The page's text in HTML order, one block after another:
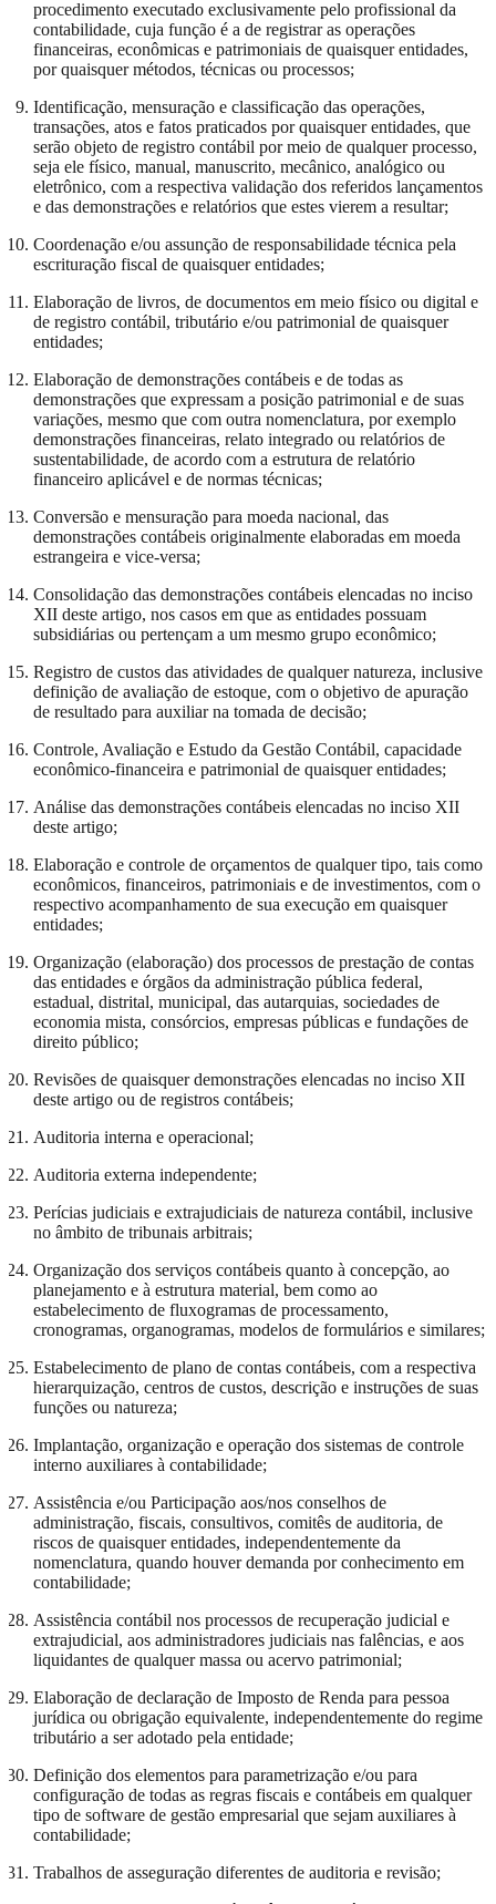
procedimento executado exclusivamente pelo profissional da
contabilidade, cuja função é a de registrar as operações
financeiras, econômicas e patrimoniais de quaisquer entidades,
por quaisquer métodos, técnicas ou processos;
Identificação, mensuração e classificação das operações,
transações, atos e fatos praticados por quaisquer entidades, que
serão objeto de registro contábil por meio de qualquer processo,
seja ele físico, manual, manuscrito, mecânico, analógico ou
eletrônico, com a respectiva validação dos referidos lançamentos
e das demonstrações e relatórios que estes vierem a resultar;
Coordenação e/ou assunção de responsabilidade técnica pela
escrituração fiscal de quaisquer entidades;
Elaboração de livros, de documentos em meio físico ou digital e
de registro contábil, tributário e/ou patrimonial de quaisquer
entidades;
Elaboração de demonstrações contábeis e de todas as
demonstrações que expressam a posição patrimonial e de suas
variações, mesmo que com outra nomenclatura, por exemplo
demonstrações financeiras, relato integrado ou relatórios de
sustentabilidade, de acordo com a estrutura de relatório
financeiro aplicável e de normas técnicas;
Conversão e mensuração para moeda nacional, das
demonstrações contábeis originalmente elaboradas em moeda
estrangeira e vice-versa;
Consolidação das demonstrações contábeis elencadas no inciso
XII deste artigo, nos casos em que as entidades possuam
subsidiárias ou pertençam a um mesmo grupo econômico;
Registro de custos das atividades de qualquer natureza, inclusive
definição de avaliação de estoque, com o objetivo de apuração
de resultado para auxiliar na tomada de decisão;
Controle, Avaliação e Estudo da Gestão Contábil, capacidade
econômico-financeira e patrimonial de quaisquer entidades;
Análise das demonstrações contábeis elencadas no inciso XII
deste artigo;
Elaboração e controle de orçamentos de qualquer tipo, tais como
econômicos, financeiros, patrimoniais e de investimentos, com o
respectivo acompanhamento de sua execução em quaisquer
entidades;
Organização (elaboração) dos processos de prestação de contas
das entidades e órgãos da administração pública federal,
estadual, distrital, municipal, das autarquias, sociedades de
economia mista, consórcios, empresas públicas e fundações de
direito público;
Revisões de quaisquer demonstrações elencadas no inciso XII
deste artigo ou de registros contábeis;
Auditoria interna e operacional;
Auditoria externa independente;
Perícias judiciais e extrajudiciais de natureza contábil, inclusive
no âmbito de tribunais arbitrais;
Organização dos serviços contábeis quanto à concepção, ao
planejamento e à estrutura material, bem como ao
estabelecimento de fluxogramas de processamento,
cronogramas, organogramas, modelos de formulários e similares;
Estabelecimento de plano de contas contábeis, com a respectiva
hierarquização, centros de custos, descrição e instruções de suas
funções ou natureza;
Implantação, organização e operação dos sistemas de controle
interno auxiliares à contabilidade;
Assistência e/ou Participação aos/nos conselhos de
administração, fiscais, consultivos, comitês de auditoria, de
riscos de quaisquer entidades, independentemente da
nomenclatura, quando houver demanda por conhecimento em
contabilidade;
Assistência contábil nos processos de recuperação judicial e
extrajudicial, aos administradores judiciais nas falências, e aos
liquidantes de qualquer massa ou acervo patrimonial;
Elaboração de declaração de Imposto de Renda para pessoa
jurídica ou obrigação equivalente, independentemente do regime
tributário a ser adotado pela entidade;
Definição dos elementos para parametrização e/ou para
configuração de todas as regras fiscais e contábeis em qualquer
tipo de software de gestão empresarial que sejam auxiliares à
contabilidade;
Trabalhos de asseguração diferentes de auditoria e revisão;